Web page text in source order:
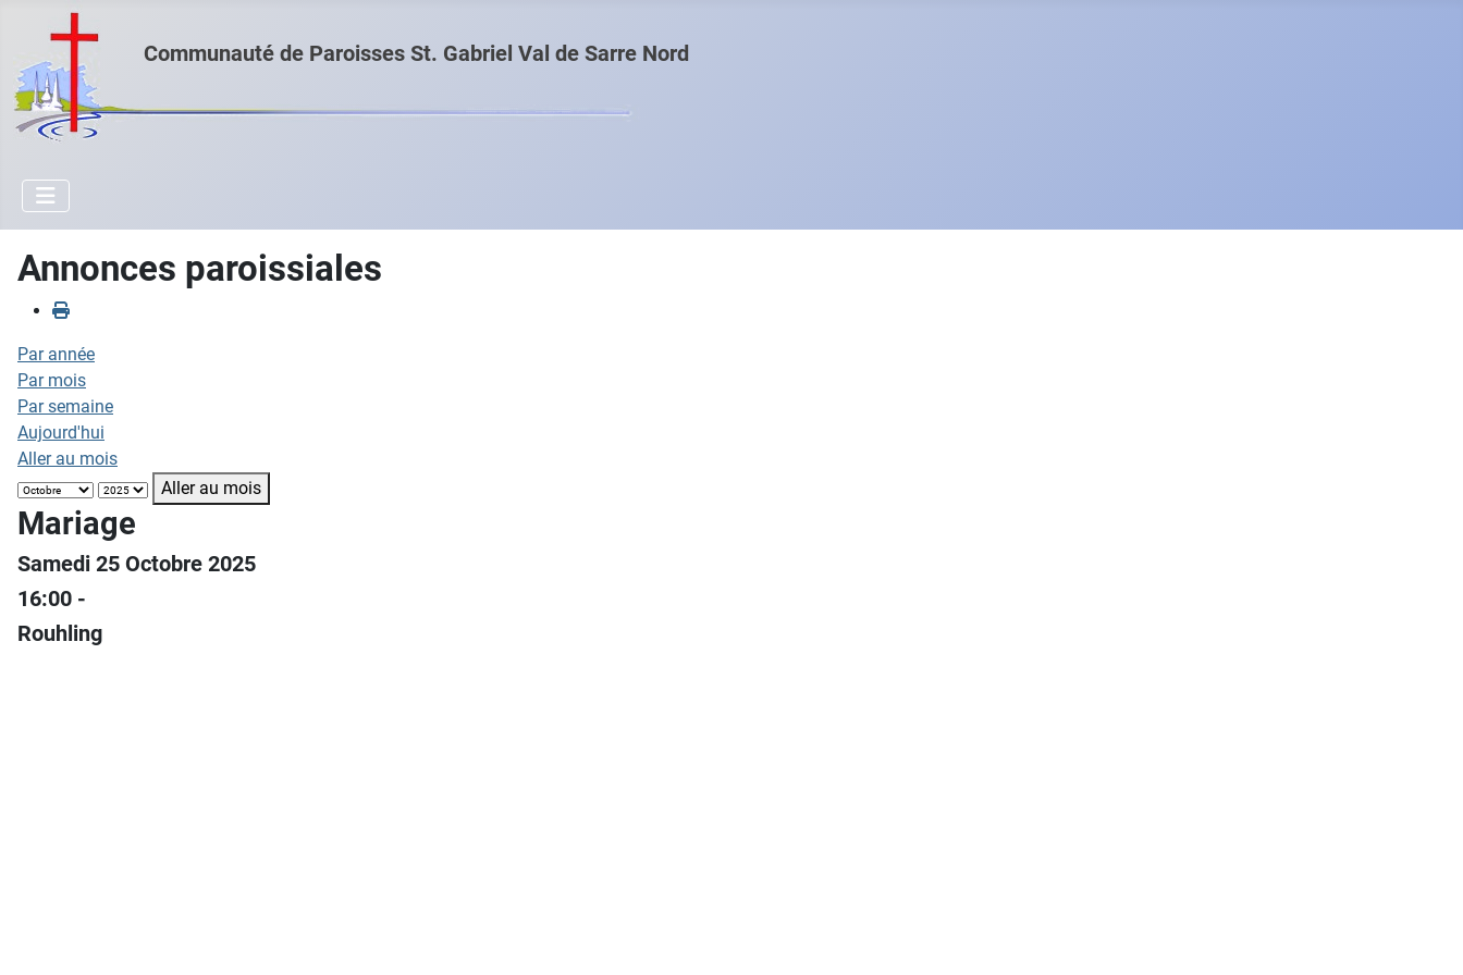
Communauté de Paroisses St. Gabriel Val de Sarre Nord
Annonces paroissiales
Par année
Par mois
Par semaine
Aujourd'hui
Aller au mois
Aller au mois
Mariage
Samedi 25 Octobre 2025
16:00 -
Rouhling